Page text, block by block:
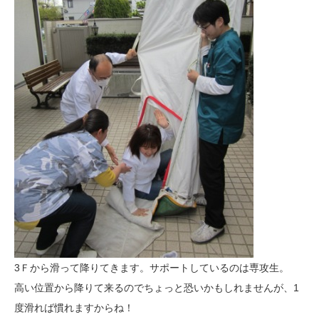
3Ｆから滑って降りてきます。サポートしているのは専攻生。
高い位置から降りて来るのでちょっと恐いかもしれませんが、1
度滑れば慣れますからね！